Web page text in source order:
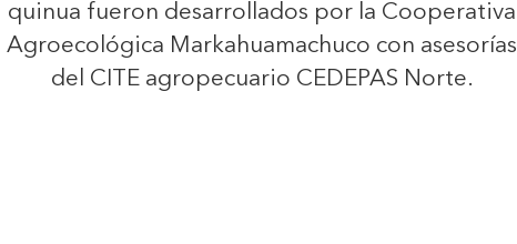
quinua fueron desarrollados por la Cooperativa
Agroecológica Markahuamachuco con asesorías
del CITE agropecuario CEDEPAS Norte.